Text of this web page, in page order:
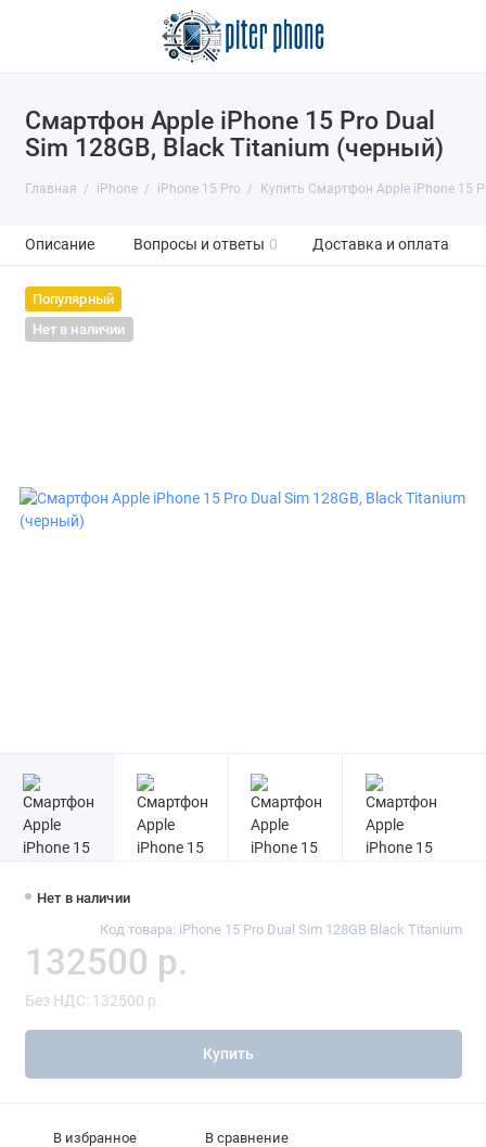
Смартфон Apple iPhone 15 Pro Dual
Sim 128GB, Black Titanium (черный)
Главная iPhone iPhone 15 Pro Купить Смартфон Apple iPhone 15
Описание Вопросы и ответы 0 Доставка и оплата
Популярный
Нет в наличии
Нет в наличии
Код товара: iPhone 15 Pro Dual Sim 128GB Black Titanium
132500 р.
Без НДС: 132500 р.
Купить
В избранное В сравнение